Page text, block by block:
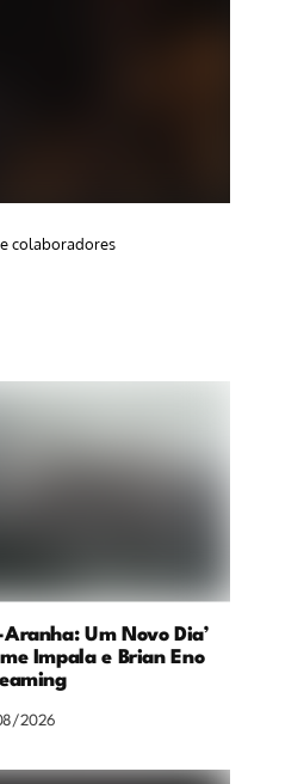
colaboradores
Um Novo Dia’
Impala e Brian Eno
2026